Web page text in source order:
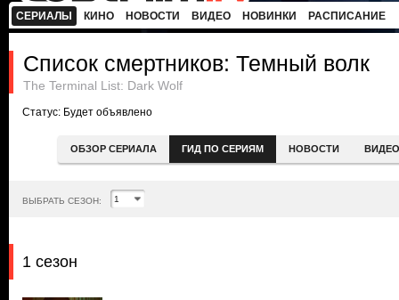
СЕРИАЛЫ КИНО НОВОСТИ ВИДЕО НОВИНКИ РАСПИСАНИЕ
Список смертников: Темный волк
The Terminal List: Dark Wolf
Статус: Будет объявлено
ОБЗОР СЕРИАЛА ГИД ПО СЕРИЯМ НОВОСТИ ВИДЕО
ВЫБРАТЬ СЕЗОН:
1 сезон